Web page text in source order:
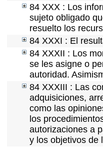
84 XXX : Los
sujeto obligado
resuelto los
84 XXXI : El
84 XXXII : Los
se les asigne o
autoridad.
84 XXXIII : Las
adquisiciones,
como las
los
autorizaciones a
y los objetivos de